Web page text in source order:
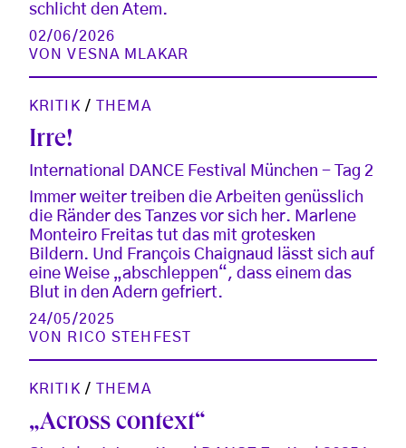
schlicht den Atem.
02/06/2026
VONVESNA MLAKAR
KRITIK / THEMA
Irre!
International DANCE Festival München - Tag 2
Immer weiter treiben die Arbeiten genüsslich
die Ränder des Tanzes vor sich her. Marlene
Monteiro Freitas tut das mit grotesken
Bildern. Und François Chaignaud lässt sich auf
eine Weise „abschleppen“, dass einem das
Blut in den Adern gefriert.
24/05/2025
VON
RICO STEHFEST
KRITIK / THEMA
„Across context“